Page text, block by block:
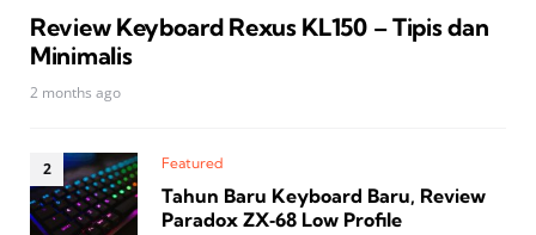
Review Keyboard Rexus KL150 – Tipis dan
Minimalis
2 months ago
Featured
Tahun Baru Keyboard Baru, Review
Paradox ZX‑68 Low Profile